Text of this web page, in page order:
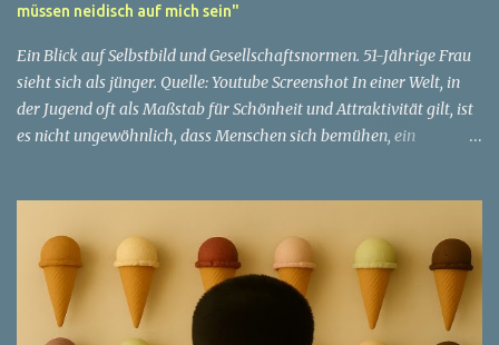
müssen neidisch auf mich sein"
Ein Blick auf Selbstbild und Gesellschaftsnormen. 51-Jährige Frau
sieht sich als jünger. Quelle: Youtube Screenshot In einer Welt, in
der Jugend oft als Maßstab für Schönheit und Attraktivität gilt, ist
es nicht ungewöhnlich, dass Menschen sich bemühen, ein
faszinierendes Beispiel für diese Diskrepanz ist die Geschichte
einer 51-jährigen Frau, deren Überzeugung von ihrem Aussehen
sie dazu bringt, sich jünger zu fühlen, als die Gesellschaft sie
wahrnimmt. Diese Frau, deren Name aus Datenschutzgründen